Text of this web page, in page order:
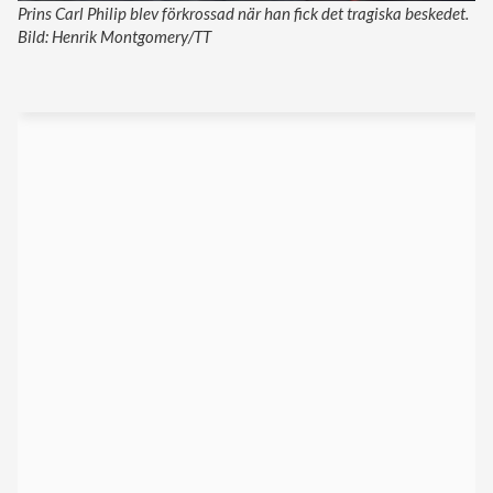
Prins Carl Philip blev förkrossad när han fick det tragiska beskedet.
Bild: Henrik Montgomery/TT